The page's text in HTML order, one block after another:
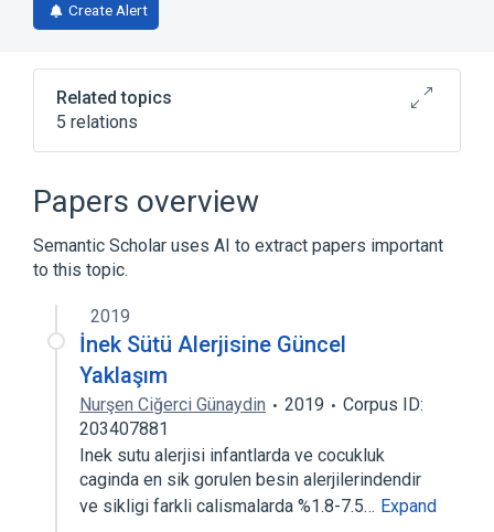
Create Alert
Related topics
5 relations
Challenge tests
Lactose
Narrative (section of report)
Expand
Papers overview
Semantic Scholar uses AI to extract papers important
to this topic.
2019
İnek Sütü Alerjisine Güncel
Yaklaşım
Nurşen Ciğerci Günaydin 2019
Corpus ID:
203407881
Inek sutu alerjisi infantlarda ve cocukluk
caginda en sik gorulen besin alerjilerindendir
ve sikligi farkli calismalarda %1.8-7.5… Expand